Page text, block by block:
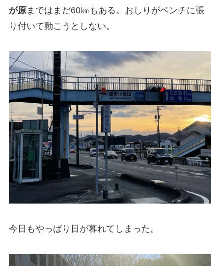
が原まではまだ60㎞もある。おしりがベンチに張
り付いて動こうとしない。
今日もやっぱり日が暮れてしまった。